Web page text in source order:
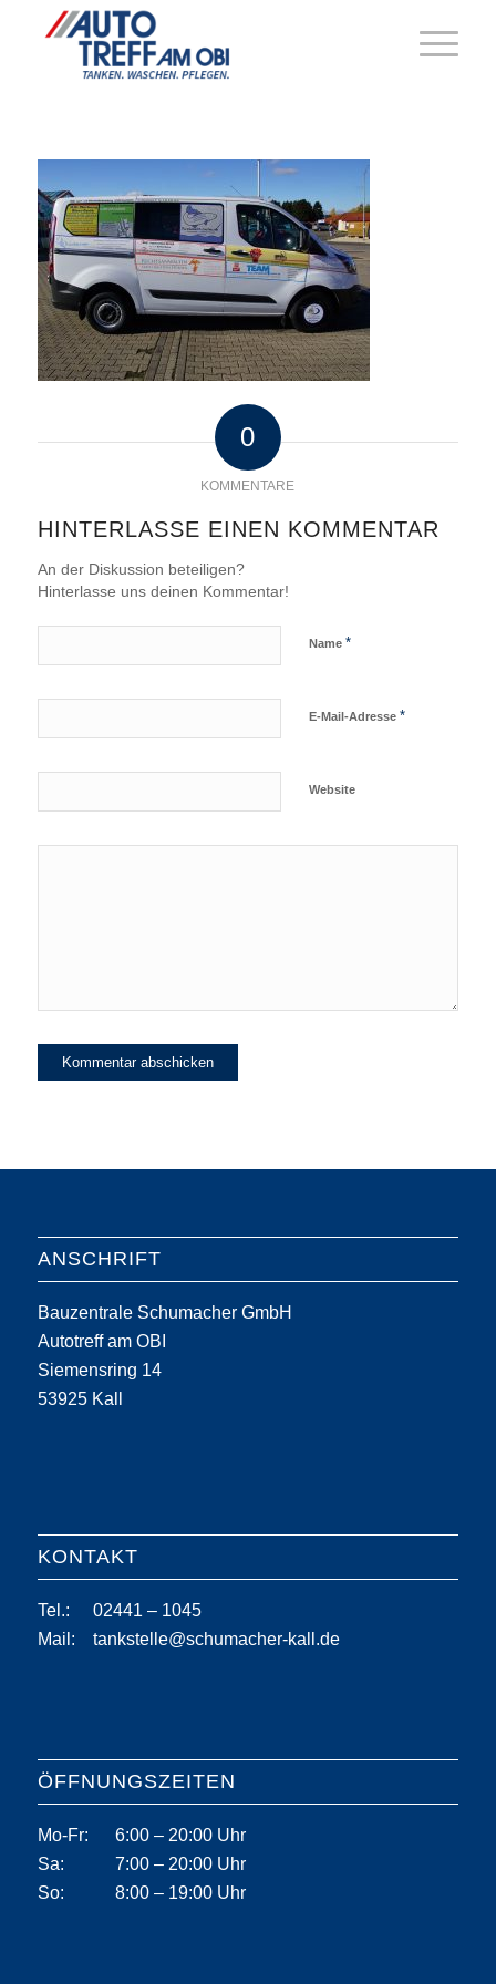
0
KOMMENTARE
HINTERLASSE EINEN KOMMENTAR
An der Diskussion beteiligen?
Hinterlasse uns deinen Kommentar!
Name *
E-Mail-Adresse *
Website
ANSCHRIFT
Bauzentrale Schumacher GmbH
Autotreff am OBI
Siemensring 14
53925 Kall
KONTAKT
Tel.:
02441 – 1045
Mail:
tankstelle@schumacher-kall.de
ÖFFNUNGSZEITEN
Mo-Fr:
6:00 – 20:00 Uhr
Sa:
7:00 – 20:00 Uhr
So:
8:00 – 19:00 Uhr